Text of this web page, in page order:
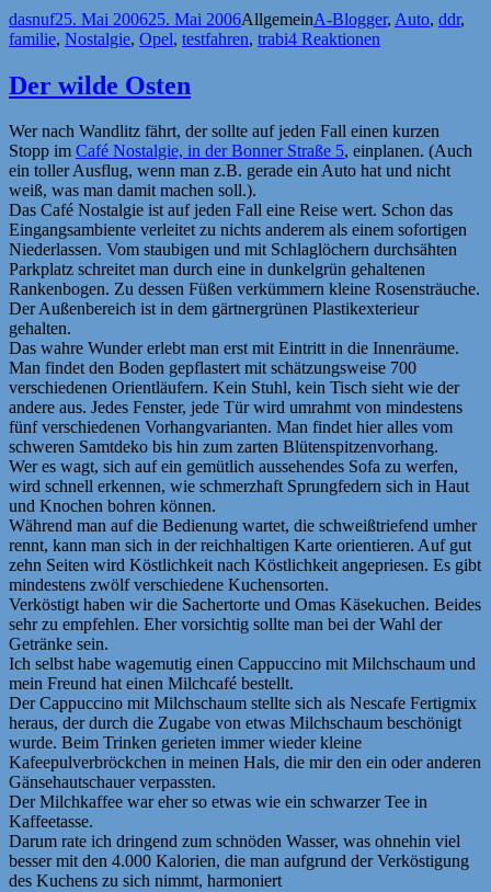
Autor
dasnufVeröffentlicht
am
25. Mai 200625. Mai 2006Kategorien
AllgemeinSchlagwörter
A-Blogger, Auto, ddr,
familie, Nostalgie, Opel, testfahren, trabi4 Reaktionen
Der wilde Osten
Wer nach Wandlitz fährt, der sollte auf jeden Fall einen kurzen
Stopp im Café Nostalgie, in der Bonner Straße 5, einplanen. (Auch
ein toller Ausflug, wenn man z.B. gerade ein Auto hat und nicht
weiß, was man damit machen soll.).
Das Café Nostalgie ist auf jeden Fall eine Reise wert. Schon das
Eingangsambiente verleitet zu nichts anderem als einem sofortigen
Niederlassen. Vom staubigen und mit Schlaglöchern durchsähten
Parkplatz schreitet man durch eine in dunkelgrün gehaltenen
Rankenbogen. Zu dessen Füßen verkümmern kleine Rosensträuche.
Der Außenbereich ist in dem gärtnergrünen Plastikexterieur
gehalten.
Das wahre Wunder erlebt man erst mit Eintritt in die Innenräume.
Man findet den Boden gepflastert mit schätzungsweise 700
verschiedenen Orientläufern. Kein Stuhl, kein Tisch sieht wie der
andere aus. Jedes Fenster, jede Tür wird umrahmt von mindestens
fünf verschiedenen Vorhangvarianten. Man findet hier alles vom
schweren Samtdeko bis hin zum zarten Blütenspitzenvorhang.
Wer es wagt, sich auf ein gemütlich aussehendes Sofa zu werfen,
wird schnell erkennen, wie schmerzhaft Sprungfedern sich in Haut
und Knochen bohren können.
Während man auf die Bedienung wartet, die schweißtriefend umher
rennt, kann man sich in der reichhaltigen Karte orientieren. Auf gut
zehn Seiten wird Köstlichkeit nach Köstlichkeit angepriesen. Es gibt
mindestens zwölf verschiedene Kuchensorten.
Verköstigt haben wir die Sachertorte und Omas Käsekuchen. Beides
sehr zu empfehlen. Eher vorsichtig sollte man bei der Wahl der
Getränke sein.
Ich selbst habe wagemutig einen Cappuccino mit Milchschaum und
mein Freund hat einen Milchcafé bestellt.
Der Cappuccino mit Milchschaum stellte sich als Nescafe Fertigmix
heraus, der durch die Zugabe von etwas Milchschaum beschönigt
wurde. Beim Trinken gerieten immer wieder kleine
Kafeepulverbröckchen in meinen Hals, die mir den ein oder anderen
Gänsehautschauer verpassten.
Der Milchkaffee war eher so etwas wie ein schwarzer Tee in
Kaffeetasse.
Darum rate ich dringend zum schnöden Wasser, was ohnehin viel
besser mit den 4.000 Kalorien, die man aufgrund der Verköstigung
des Kuchens zu sich nimmt, harmoniert